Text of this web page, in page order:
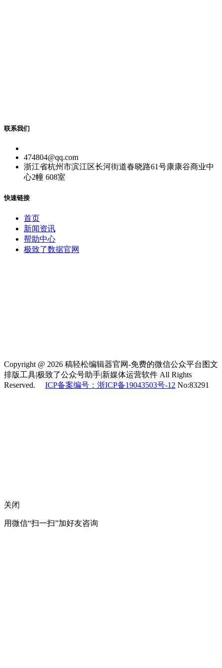
联系我们
474804@qq.com
浙江省杭州市滨江区长河街道春晓路61号康康谷商业中
心2幢 608室
快速链接
首页
新闻资讯
帮助中心
极致了数据官网
Copyright @ 2026 稿轻松编辑器官网-免费的微信公众平台图文
排版工具|极致了公众号助手|新媒体运营软件 All Rights
Reserved. ICP备案编号：浙ICP备19043503号-12 No:83291
关闭
用微信“扫一扫”加好友咨询